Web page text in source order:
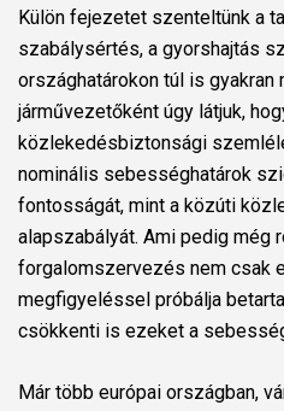
Külön fejezetet szenteltünk a
szabálysértés, a gyorshajtás
országhatárokon túl is
járművezetőként úgy látjuk,
közlekedésbiztonsági
nominális sebességhatárok
fontosságát, mint a közúti
alapszabályát. Ami pedig még
forgalomszervezés nem csak
megfigyeléssel próbálja
csökkenti is ezeket a
Már több európai országban,